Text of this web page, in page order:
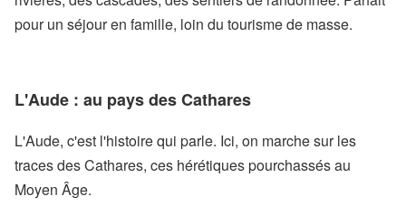
pour un séjour en famille, loin du tourisme de masse.
L'Aude : au pays des Cathares
L'Aude, c'est l'histoire qui parle. Ici, on marche sur les
traces des Cathares, ces hérétiques pourchassés au
Moyen Âge.